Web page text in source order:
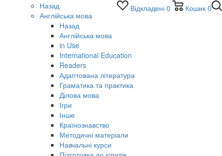
Відкладені 0 Кошик 0
Назад
Англійська мова
Назад
Англійська мова
in Use
International Education
Readers
Адаптована література
Граматика та практика
Ділова мова
Ігри
Інше
Країнознавство
Методичні матеріали
Навчальні курси